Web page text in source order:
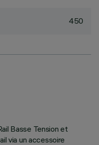
450
Basse Tension et
via un accessoire